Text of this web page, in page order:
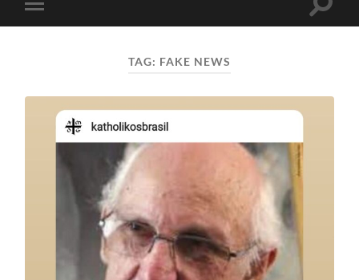
Toggle
mobile
Toggle
TAG: FAKE NEWS